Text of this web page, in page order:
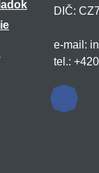
DIČ:
e-mail:
tel.: